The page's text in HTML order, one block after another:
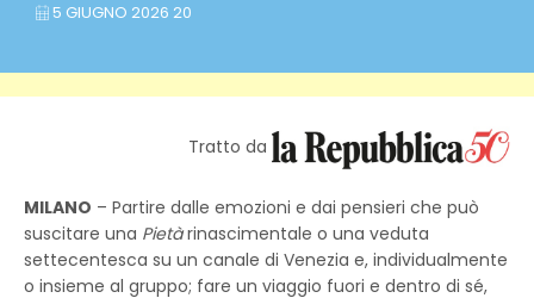
5 GIUGNO 2026 20
Tratto da
MILANO – Partire dalle emozioni e dai pensieri che può
suscitare una Pietàrinascimentale o una veduta
settecentesca su un canale di Venezia e, individualmente
o insieme al gruppo; fare un viaggio fuori e dentro di sé,